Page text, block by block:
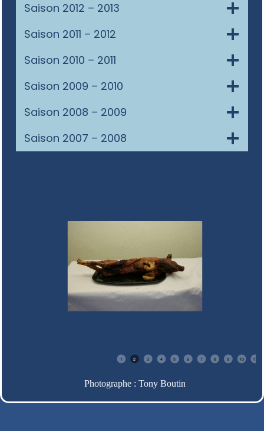
Saison 2012 – 2013
Saison 2011 – 2012
Saison 2010 – 2011
Saison 2009 – 2010
Saison 2008 – 2009
Saison 2007 – 2008
1 2 3 4 5 6 7 8 9 10 11
Photographe : Tony Boutin